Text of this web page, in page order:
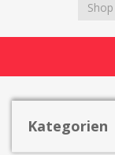
Kategorien